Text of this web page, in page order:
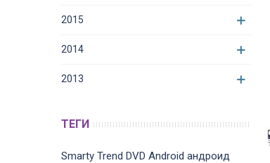
2015
2014
2013
ТЕГИ
Smarty Trend DVD Android андроид